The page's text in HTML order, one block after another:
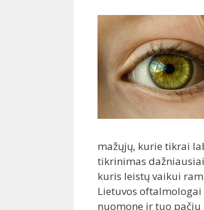
mažųjų, kurie tikrai
tikrinimas
kuris leistų vaikui
Lietuvos
nuomone ir tuo